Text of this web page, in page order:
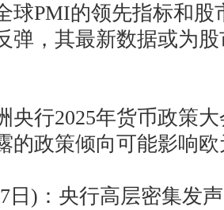
球PMI的领先指标和股
弹，其最新数据或为
行2025年货币政策大
的政策倾向可能影响
)：央行高层密集发声